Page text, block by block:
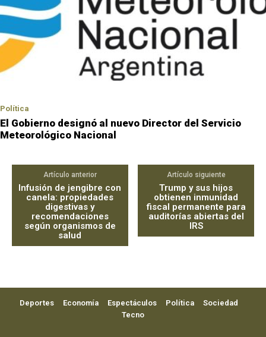
Política
El Gobierno designó al nuevo Director del Servicio
Meteorológico Nacional
Artículo anterior
Infusión de jengibre con
canela: propiedades
digestivas y
recomendaciones
según organismos de
salud
Artículo siguiente
Trump y sus hijos
obtienen inmunidad
fiscal permanente para
auditorías abiertas del
IRS
Deportes Economía Espectáculos Política
Sociedad
Tecno